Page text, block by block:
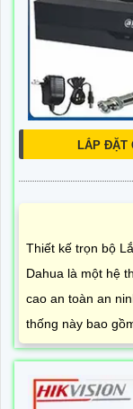
LẮP ĐẶT
Thiết kế trọn bộ
Dahua là một hệ
cao an toàn an
thống này bao